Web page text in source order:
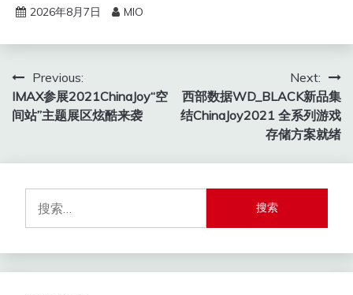
2026年8月7日 MIO
文
章
航
Previous:
IMAX参展2021ChinaJoy“空
间站”主题展区炫酷来袭
Next:
西部数据WD_BLACK新品集
结ChinaJoy2021 全系列游戏
存储方案就绪
索：